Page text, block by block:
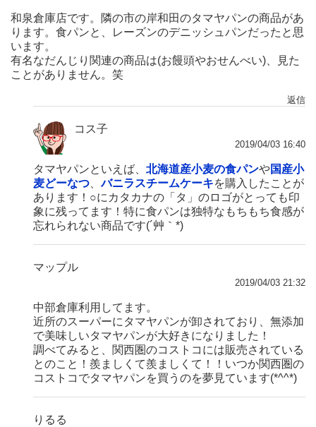
和泉倉庫店です。隣の市の岸和田のタマヤパンの商品があ
ります。食パンと、レーズンのデニッシュパンだったと思
います。
有名なだんじり関連の商品は(お饅頭やおせんべい)、見た
ことがありません。笑
返信
コス子
2019/04/03 16:40
タマヤパンといえば、 北海道産小麦の食パンや国産小
麦どーなつ 、バニラスチームケーキを購入したことが
あります！○にカタカナの「タ」のロゴがとっても印
象に残ってます！特に食パンは独特なもちもち食感が
忘れられない商品です(´艸｀*)
マップル
2019/04/03 21:32
中部倉庫利用してます。
近所のスーパーにタマヤパンが卸されており、無添加
で美味しいタマヤパンが大好きになりました！
調べてみると、関西圏のコストコには販売されている
とのこと！羨ましくて羨ましくて！！いつか関西圏の
コストコでタマヤパンを買うのを夢見ています(*^^*)
りるる